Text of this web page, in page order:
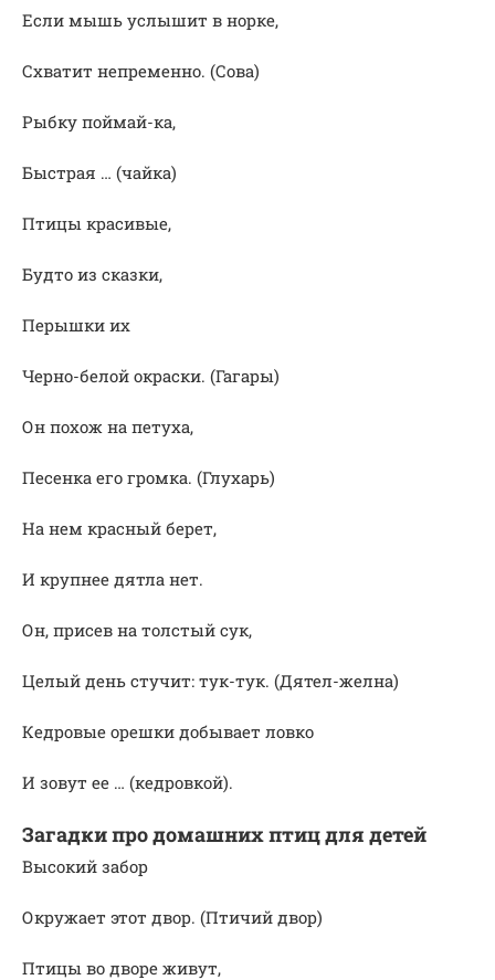
Если мышь услышит в норке,
Схватит непременно. (Сова)
Рыбку поймай-ка,
Быстрая … (чайка)
Птицы красивые,
Будто из сказки,
Перышки их
Черно-белой окраски. (Гагары)
Он похож на петуха,
Песенка его громка. (Глухарь)
На нем красный берет,
И крупнее дятла нет.
Он, присев на толстый сук,
Целый день стучит: тук-тук. (Дятел-желна)
Кедровые орешки добывает ловко
И зовут ее … (кедровкой).
Загадки про домашних птиц для детей
Высокий забор
Окружает этот двор. (Птичий двор)
Птицы во дворе живут,